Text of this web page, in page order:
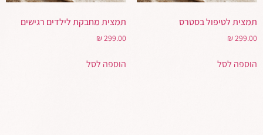
תמצית לטיפול בסטרס
₪299.00
הוספה לסל
תמצית מחבקת לילדים רגישים
₪299.00
הוספה לסל